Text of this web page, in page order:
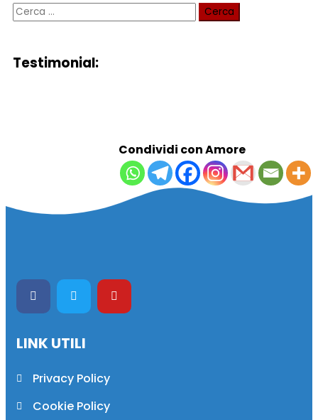
Testimonial:
Condividi con Amore
LINK UTILI
Privacy Policy
Cookie Policy